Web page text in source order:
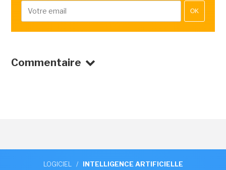
OK
Commentaire
LOGICIEL / INTELLIGENCE ARTIFICIELLE